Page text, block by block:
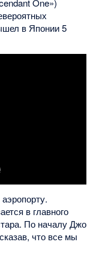
One»)
в Японии 5
в главного
По началу Джо
что все мы